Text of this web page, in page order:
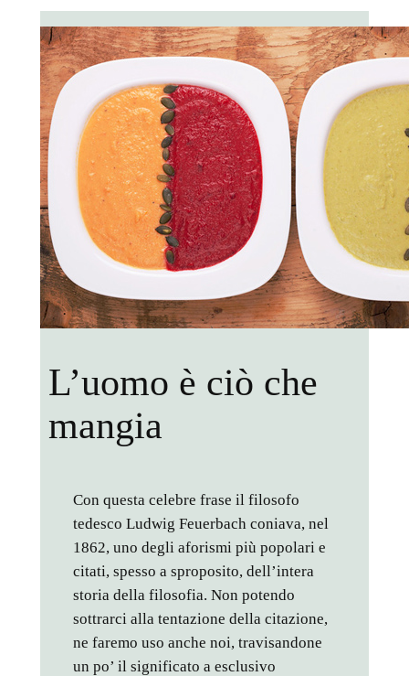
L’uomo è ciò che
mangia
Con questa celebre frase il filosofo
tedesco Ludwig Feuerbach coniava, nel
1862, uno degli aforismi più popolari e
citati, spesso a sproposito, dell’intera
storia della filosofia. Non potendo
sottrarci alla tentazione della citazione,
ne faremo uso anche noi, travisandone
un po’ il significato a esclusivo